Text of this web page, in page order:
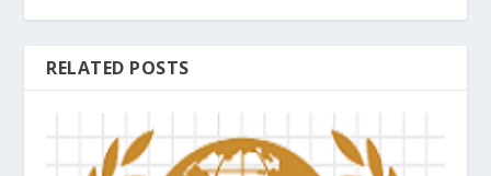
RELATED POSTS